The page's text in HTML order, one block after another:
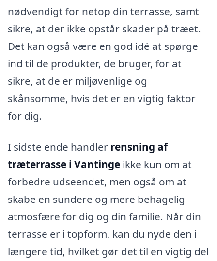
nødvendigt for netop din terrasse, samt
sikre, at der ikke opstår skader på træet.
Det kan også være en god idé at spørge
ind til de produkter, de bruger, for at
sikre, at de er miljøvenlige og
skånsomme, hvis det er en vigtig faktor
for dig.
I sidste ende handler rensning af
træterrasse i Vantinge ikke kun om at
forbedre udseendet, men også om at
skabe en sundere og mere behagelig
atmosfære for dig og din familie. Når din
terrasse er i topform, kan du nyde den i
længere tid, hvilket gør det til en vigtig del